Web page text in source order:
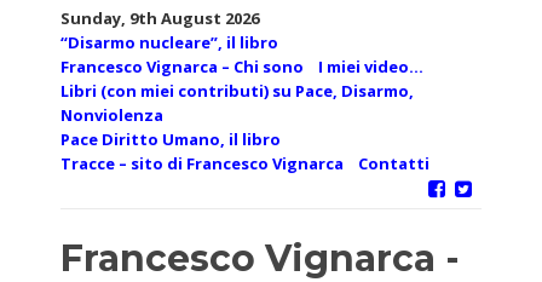
Sunday, 9th August 2026
“Disarmo nucleare”, il libro
Francesco Vignarca – Chi sono
I miei video…
Libri (con miei contributi) su Pace, Disarmo,
Nonviolenza
Pace Diritto Umano, il libro
Tracce – sito di Francesco Vignarca
Contatti
Francesco Vignarca -